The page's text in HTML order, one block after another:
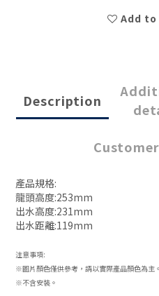
Add
Description
產品規格:
龍頭高度:253mm
出水高度:231mm
出水距離:119mm
注意事項:
※圖片顏色僅供參考，請以實際產品顏色為主。
※不含安裝。